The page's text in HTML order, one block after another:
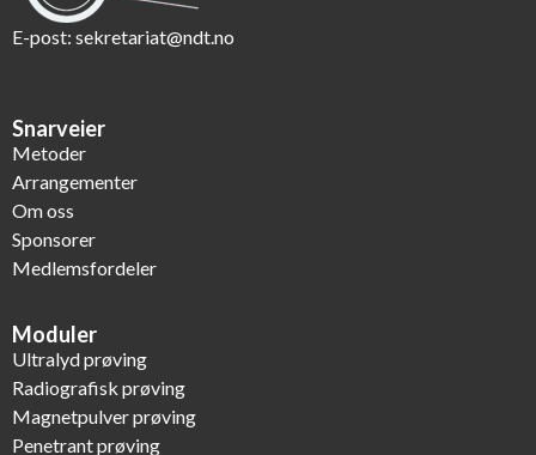
E-post: sekretariat@ndt.no
Snarveier
Metoder
Arrangementer
Om oss
Sponsorer
Medlemsfordeler
Moduler
Ultralyd prøving
Radiografisk prøving
Magnetpulver prøving
Penetrant prøving